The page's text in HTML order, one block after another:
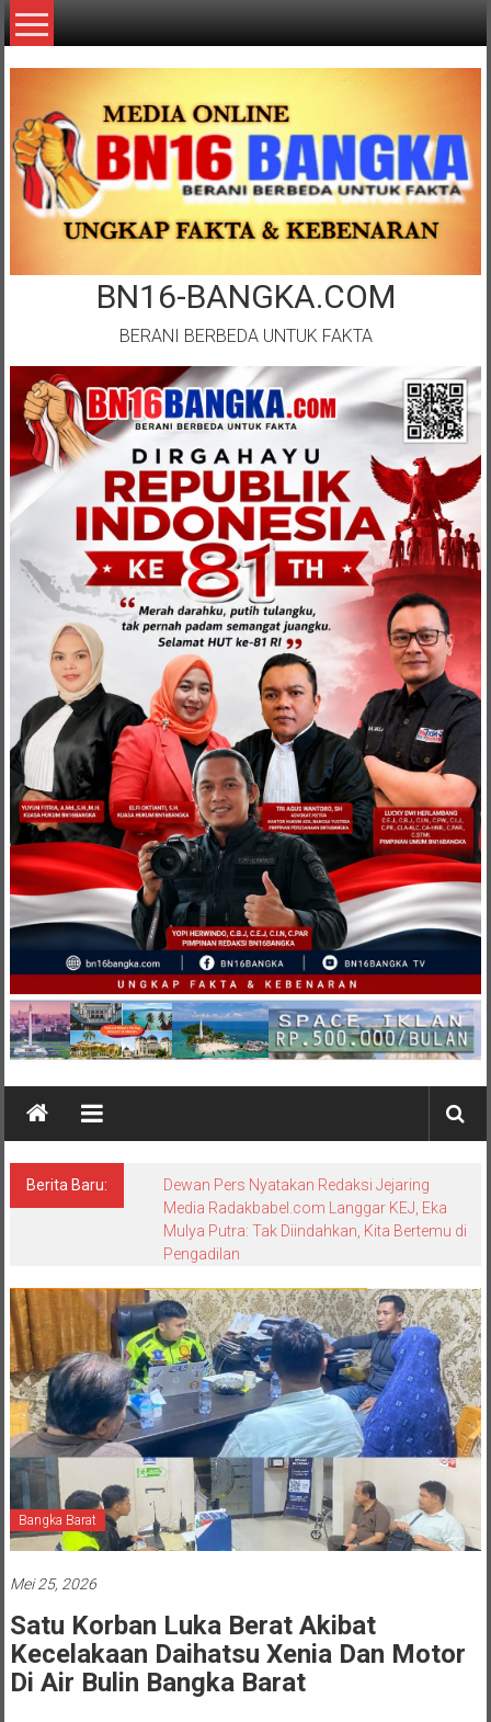
Lompat
ke
BN16-BANGKA.COM
BERANI BERBEDA UNTUK FAKTA
Berita Baru:
Bungkam Saat Dikonfirmasi, Sikap Kanit
Tipidter Polres Bangka Barat Memicu
Pertanyaan: Equality Before the Law
Dipertanyakan
Bangka Barat
Mei 25, 2026
Satu Korban Luka Berat Akibat
Kecelakaan Daihatsu Xenia Dan Motor
Di Air Bulin Bangka Barat